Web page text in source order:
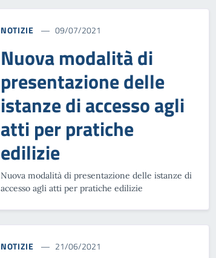
NOTIZIE 09/07/2021
Nuova modalità di
presentazione delle
istanze di accesso agli
atti per pratiche
edilizie
Nuova modalità di presentazione delle istanze di
accesso agli atti per pratiche edilizie
NOTIZIE 21/06/2021